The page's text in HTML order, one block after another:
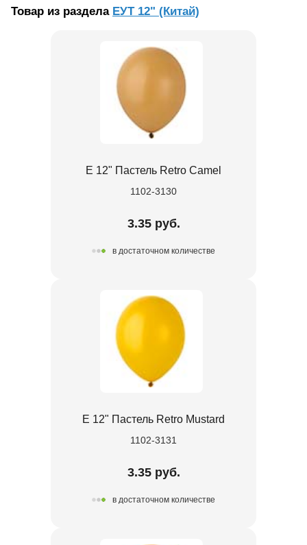
Товар из раздела ЕУТ 12" (Китай)
Е 12" Пастель Retro Camel
1102-3130
3.35 руб.
в достаточном количестве
Е 12" Пастель Retro Mustard
1102-3131
3.35 руб.
в достаточном количестве